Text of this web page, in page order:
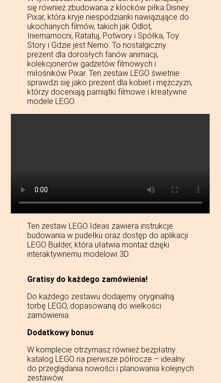
się również zbudowana z klocków piłka Disney
Pixar, która kryje niespodzianki nawiązujące do
ukochanych filmów, takich jak Odlot,
Iniemamocni, Ratatuj, Potwory i Spółka, Toy
Story i Gdzie jest Nemo. To nostalgiczny
prezent dla dorosłych fanów animacji,
kolekcjonerów gadżetów filmowych i
miłośników Pixar. Ten zestaw LEGO świetnie
sprawdzi się jako prezent dla kobiet i mężczyzn,
którzy doceniają pamiątki filmowe i kreatywne
modele LEGO.
Ten zestaw LEGO Ideas zawiera instrukcje
budowania w pudełku oraz dostęp do aplikacji
LEGO Builder, która ułatwia montaż dzięki
interaktywnemu modelowi 3D.
Gratisy do każdego zamówienia!
Do każdego zestawu dodajemy oryginalną
torbę LEGO, dopasowaną do wielkości
zamówienia.
Dodatkowy bonus
W komplecie otrzymasz również bezpłatny
katalog LEGO na pierwsze półrocze – idealny
do przeglądania nowości i planowania kolejnych
zestawów.